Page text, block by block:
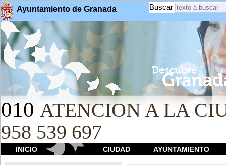
Ayuntamiento de Granada Buscar
010 ATENCION A LA
958 539 697
INICIO CIUDAD AYUNTAMIENTO